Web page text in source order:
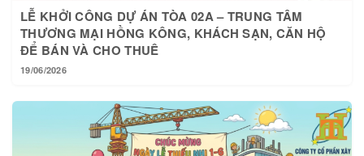
LỄ KHỞI CÔNG DỰ ÁN TÒA 02A – TRUNG TÂM
THƯƠNG MẠI HỒNG KÔNG, KHÁCH SẠN, CĂN HỘ
ĐỂ BÁN VÀ CHO THUÊ
19/06/2026